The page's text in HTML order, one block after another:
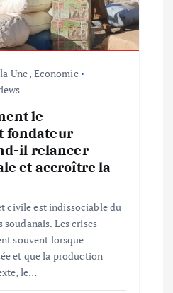
Une, Economie
le
fondateur
il relancer
et accroître la
civile est indissociable du
Les crises
souvent lorsque
et que la production
le…